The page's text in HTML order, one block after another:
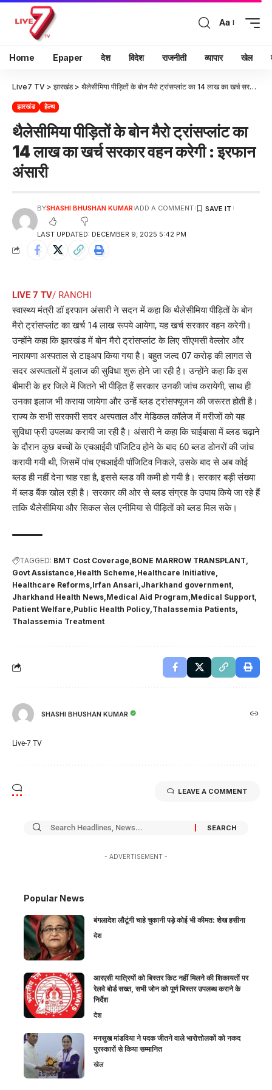
Aa
Home Epaper देश विदेश राजनीती व्यापार खेल
Live7 TV > झारखंड> थैलेसीमिया पीड़ितों के बोन मैरो ट्रांसप्लांट का 14 लाख का खर्च सरकार वहन करेगी : इरफान अंसारी
झारखंड हेल्थ
थैलेसीमिया पीड़ितों के बोन मैरो ट्रांसप्लांट का
14 लाख का खर्च सरकार वहन करेगी : इरफान
अंसारी
LAST UPDATED: DECEMBER 9, 2025 5:42 PM
BYSHASHI BHUSHAN KUMAR ADD A COMMENT
LIVE 7 TV/ RANCHI
स्वास्थ्य मंत्री डॉ इरफान अंसारी ने सदन में कहा कि थैलेसीमिया पीड़ितों के बोन
मैरो ट्रांसप्लांट का खर्च 14 लाख रूपये आयेगा, यह खर्च सरकार वहन करेगी।
उन्होंने कहा कि झारखंड में बोन मैरो ट्रांसप्लांट के लिए सीएमसी वेल्लोर और
नारायणा अस्पताल से टाइअप किया गया है। बहुत जल्द 07 करोड़ की लागत से
सदर अस्पतालों में इलाज की सुविधा शुरू होने जा रही है। उन्होंने कहा कि इस
बीमारी के हर जिले में जितने भी पीड़ित हैं सरकार उनकी जांच करायेगी, साथ ही
उनका इलाज भी कराया जायेगा और उन्हें ब्लड ट्रांसफ्यूजन की जरूरत होती है।
राज्य के सभी सरकारी सदर अस्पताल और मेडिकल कॉलेज में मरीजों को यह
सुविधा फ्री उपलब्ध करायी जा रही है। अंसारी ने कहा कि चाईबासा में ब्लड चढ़ाने
के दौरान कुछ बच्चों के एचआईवी पॉजिटिव होने के बाद 60 ब्लड डोनरों की जांच
करायी गयी थी, जिसमें पांच एचआईवी पॉजिटिव निकले, उसके बाद से अब कोई
ब्लड ही नहीं देना चाह रहा है, इससे ब्लड की कमी हो गयी है। सरकार बड़ी संख्या
में ब्लड बैंक खोल रही है। सरकार की ओर से ब्लड संग्रह के उपाय किये जा रहे हैं
ताकि थैलेसीमिया और सिकल सेल एनीमिया से पीड़ितों को ब्लड मिल सके।
TAGGED: BMT Cost Coverage BONE MARROW TRANSPLANT
Govt Assistance Health Scheme Healthcare Initiative
Healthcare Reforms Irfan Ansari Jharkhand government
Jharkhand Health News Medical Aid Program Medical Support
Patient Welfare Public Health Policy Thalassemia Patients
Thalassemia Treatment
SHASHI BHUSHAN KUMAR
Live-7 TV
LEAVE A COMMENT
- ADVERTISEMENT -
Popular News
बंगलादेश लौटूंगी चाहे चुकानी पड़े कोई भी कीमत: शेख हसीना
देश
आरएसी यात्रियों को बिस्तर किट नहीं मिलने की शिकायतों पर
रेलवे बोर्ड सख्त, सभी जोन को पूर्ण बिस्तर उपलब्ध कराने के
निर्देश
देश
मनसुख मांडविया ने पदक जीतने वाले भारोत्तोलकों को नकद
पुरस्कारों से किया सम्मानित
खेल